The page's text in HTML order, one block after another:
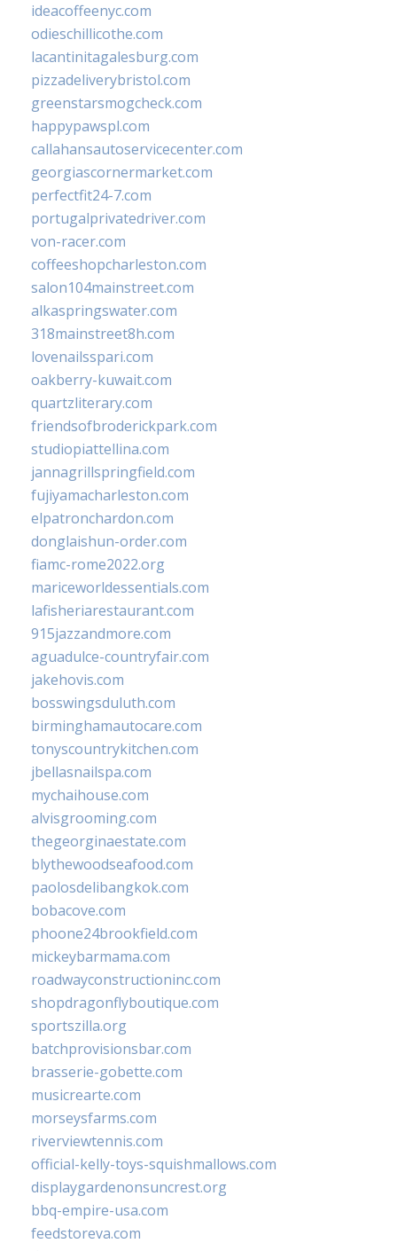
ideacoffeenyc.com
odieschillicothe.com
lacantinitagalesburg.com
pizzadeliverybristol.com
greenstarsmogcheck.com
happypawspl.com
callahansautoservicecenter.com
georgiascornermarket.com
perfectfit24-7.com
portugalprivatedriver.com
von-racer.com
coffeeshopcharleston.com
salon104mainstreet.com
alkaspringswater.com
318mainstreet8h.com
lovenailsspari.com
oakberry-kuwait.com
quartzliterary.com
friendsofbroderickpark.com
studiopiattellina.com
jannagrillspringfield.com
fujiyamacharleston.com
elpatronchardon.com
donglaishun-order.com
fiamc-rome2022.org
mariceworldessentials.com
lafisheriarestaurant.com
915jazzandmore.com
aguadulce-countryfair.com
jakehovis.com
bosswingsduluth.com
birminghamautocare.com
tonyscountrykitchen.com
jbellasnailspa.com
mychaihouse.com
alvisgrooming.com
thegeorginaestate.com
blythewoodseafood.com
paolosdelibangkok.com
bobacove.com
phoone24brookfield.com
mickeybarmama.com
roadwayconstructioninc.com
shopdragonflyboutique.com
sportszilla.org
batchprovisionsbar.com
brasserie-gobette.com
musicrearte.com
morseysfarms.com
riverviewtennis.com
official-kelly-toys-squishmallows.com
displaygardenonsuncrest.org
bbq-empire-usa.com
feedstoreva.com